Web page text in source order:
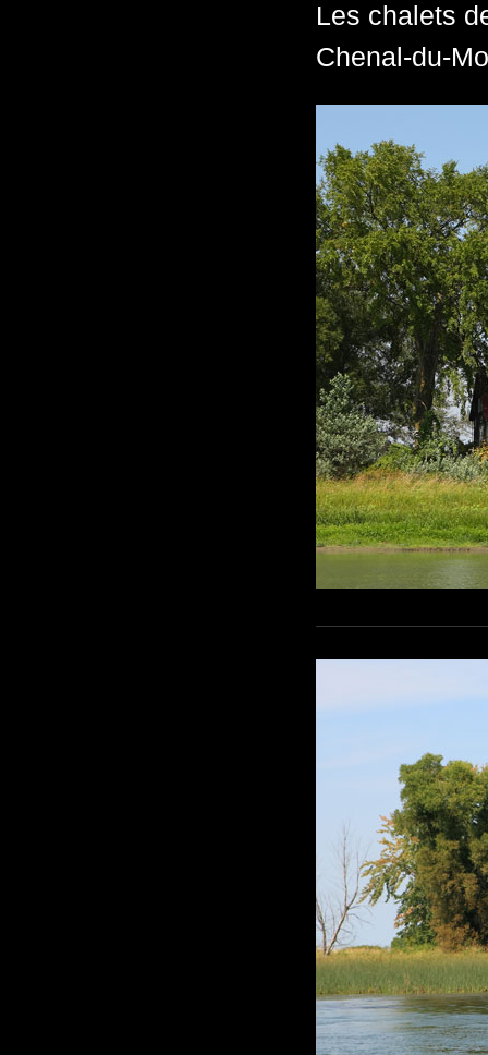
Les chalets
Chenal-du-